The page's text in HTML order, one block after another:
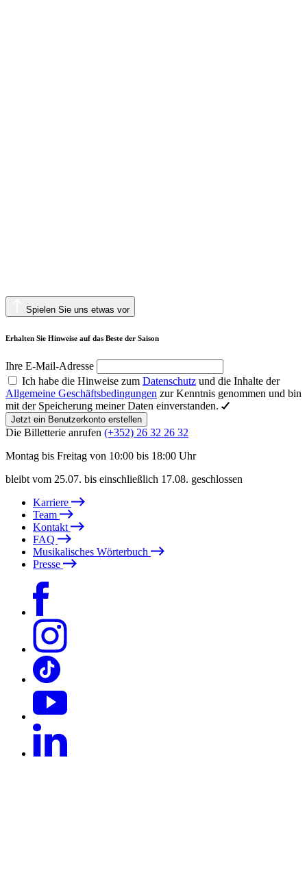
Spielen Sie uns etwas vor
Erhalten Sie Hinweise auf das Beste der Saison
Ihre E-Mail-Adresse
Ich habe die Hinweise zum Datenschutz und die Inhalte der
Allgemeine Geschäftsbedingungen zur Kenntnis genommen und bin
mit der Speicherung meiner Daten einverstanden.
Jetzt ein Benutzerkonto erstellen
Die Billetterie anrufen (+352) 26 32 26 32
Montag bis Freitag von 10:00 bis 18:00 Uhr
bleibt vom 25.07. bis einschließlich 17.08. geschlossen
Karriere
Team
Kontakt
FAQ
Musikalisches Wörterbuch
Presse